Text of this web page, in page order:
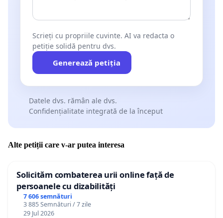
Scrieți cu propriile cuvinte. AI va redacta o
petiție solidă pentru dvs.
Generează petiția
Datele dvs. rămân ale dvs.
Confidențialitate integrată de la început
Alte petiții care v-ar putea interesa
Solicităm combaterea urii online față de
persoanele cu dizabilități
7 606 semnături
3 885 Semnături / 7 zile
29 Jul 2026